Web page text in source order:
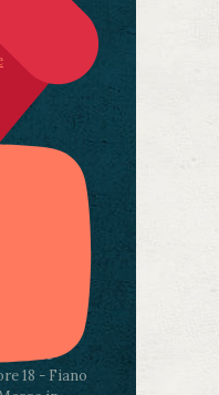
Scuola
in
Liceo
18 - Fiano